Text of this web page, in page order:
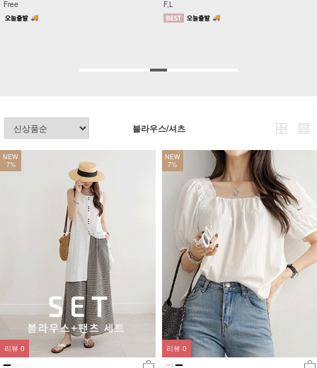
Free
F,L
블라우스/셔츠
NEW
7%
리뷰 0
NEW
7%
리뷰 0